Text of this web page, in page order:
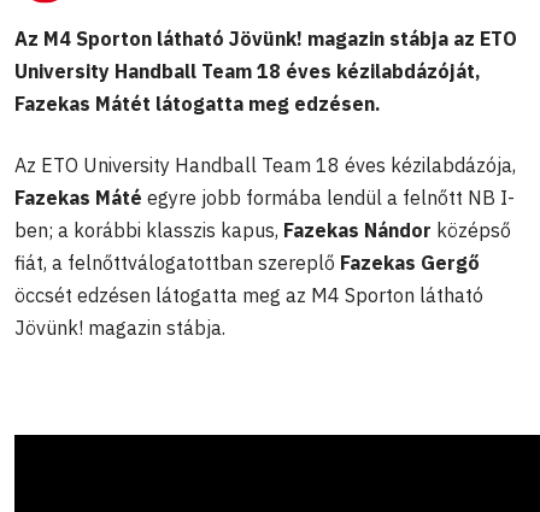
Az M4 Sporton látható Jövünk! magazin stábja az ETO
University Handball Team 18 éves kézilabdázóját,
Fazekas Mátét látogatta meg edzésen.
Az ETO University Handball Team 18 éves kézilabdázója,
Fazekas Máté egyre jobb formába lendül a felnőtt NB I-
ben; a korábbi klasszis kapus, Fazekas Nándor középső
fiát, a felnőttválogatottban szereplő Fazekas Gergő
öccsét edzésen látogatta meg az M4 Sporton látható
Jövünk! magazin stábja.